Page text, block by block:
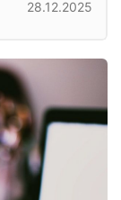
28.12.2025